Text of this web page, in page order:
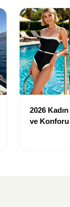
2026
ve